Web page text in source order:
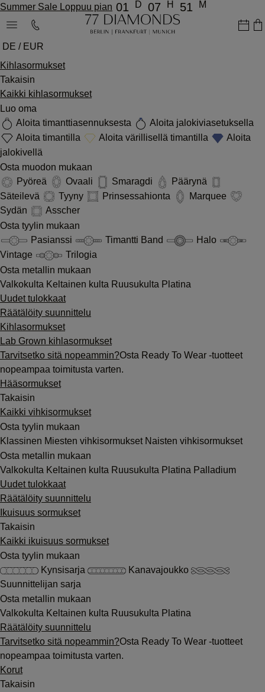
Summer Sale Loppuu pian 01 D 07 H 51 M
DE / EUR
Kihlasormukset
Takaisin
Kaikki kihlasormukset
Luo oma
Aloita timanttiasennuksesta
Aloita jalokiviasetuksella
Aloita timantilla
Aloita värillisellä timantilla
Aloita
jalokivellä
Osta muodon mukaan
Pyöreä
Ovaali Smaragdi
Päärynä
Säteilevä
Tyyny Prinsessahionta
Marquee
Sydän
Asscher
Osta tyylin mukaan
Pasianssi
Timantti Band
Halo
Vintage
Trilogia
Osta metallin mukaan
Valkokulta Keltainen kulta Ruusukulta Platina
Uudet tulokkaat
Räätälöity suunnittelu
Kihlasormukset
Lab Grown kihlasormukset
Tarvitsetko sitä nopeammin?Osta Ready To Wear -tuotteet
nopeampaa toimitusta varten.
Hääsormukset
Takaisin
Kaikki vihkisormukset
Osta tyylin mukaan
Klassinen Miesten vihkisormukset Naisten vihkisormukset
Osta metallin mukaan
Valkokulta Keltainen kulta Ruusukulta Platina Palladium
Uudet tulokkaat
Räätälöity suunnittelu
Ikuisuus sormukset
Takaisin
Kaikki ikuisuus sormukset
Osta tyylin mukaan
Kynsisarja
Kanavajoukko
Suunnittelijan sarja
Osta metallin mukaan
Valkokulta Keltainen kulta Ruusukulta Platina
Räätälöity suunnittelu
Tarvitsetko sitä nopeammin?Osta Ready To Wear -tuotteet
nopeampaa toimitusta varten.
Korut
Takaisin